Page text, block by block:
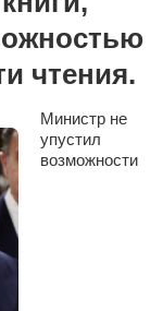
чтения.
Министр не
упустил
возможности